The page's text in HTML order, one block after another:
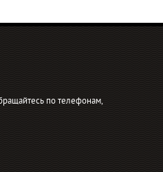
по телефонам,